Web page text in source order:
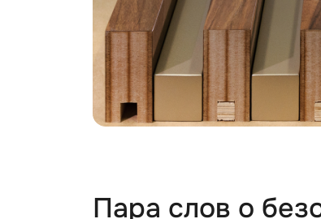
Пара слов о